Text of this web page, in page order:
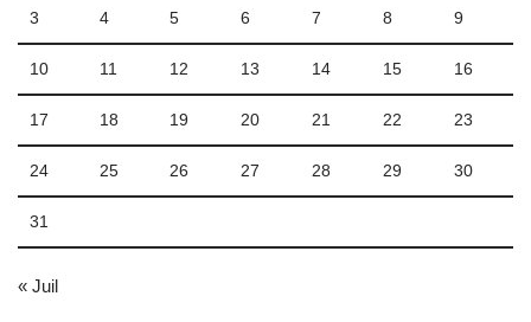
3 4 5 6 7 8 9
10 11 12 13 14 15 16
17 18 19 20 21 22 23
24 25 26 27 28 29 30
31
« Juil